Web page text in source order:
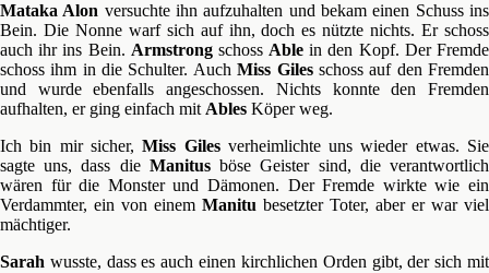
Mataka Alon versuchte ihn aufzuhalten und bekam einen Schuss ins
Bein. Die Nonne warf sich auf ihn, doch es nützte nichts. Er schoss
auch ihr ins Bein. Armstrongschoss Able in den Kopf. Der Fremde
schoss ihm in die Schulter. AuchMiss Gilesschoss auf den Fremden
und wurde ebenfalls angeschossen. Nichts konnte den Fremden
aufhalten, er ging einfach mit Ables Köper weg.
Ich bin mir sicher,Miss Gilesverheimlichte uns wieder etwas. Sie
sagte uns, dass die Manitusböse Geister sind, die verantwortlich
wären für die Monster und Dämonen. Der Fremde wirkte wie ein
Verdammter, ein von einem Manitu besetzter Toter, aber er war viel
mächtiger.
Sarah wusste, dass es auch einen kirchlichen Orden gibt, der sich mit